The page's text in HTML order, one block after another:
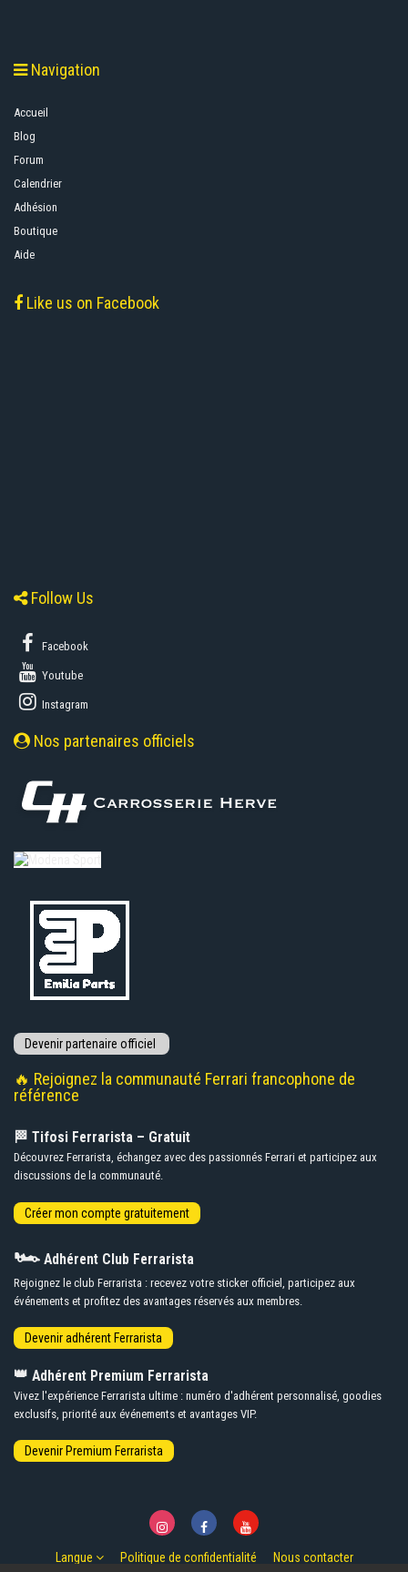
Navigation
Accueil
Blog
Forum
Calendrier
Adhésion
Boutique
Aide
Like us on Facebook
Follow Us
Facebook
Youtube
Instagram
Nos partenaires officiels
🔥 Rejoignez la communauté Ferrari francophone de
référence
🏁 Tifosi Ferrarista – Gratuit
Découvrez Ferrarista, échangez avec des passionnés Ferrari et participez aux
discussions de la communauté.
🏎️ Adhérent Club Ferrarista
Rejoignez le club Ferrarista : recevez votre sticker officiel, participez aux
événements et profitez des avantages réservés aux membres.
👑 Adhérent Premium Ferrarista
Vivez l'expérience Ferrarista ultime : numéro d'adhérent personnalisé, goodies
exclusifs, priorité aux événements et avantages VIP.
Langue Politique de confidentialité Nous contacter